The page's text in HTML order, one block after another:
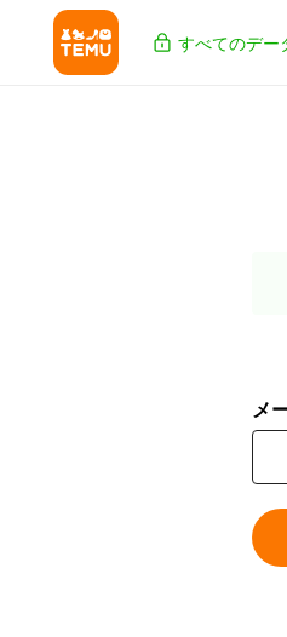
すべてのデー
メ